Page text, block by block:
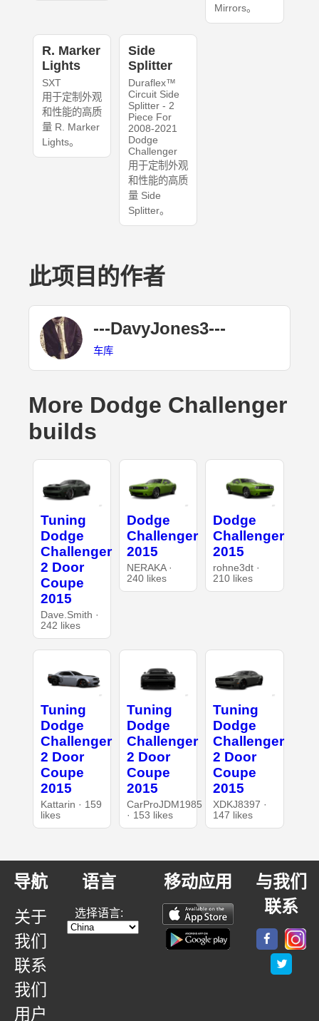
Mirrors。
R. Marker
Lights
SXT
用于定制外观
和性能的高质
量 R. Marker
Lights。
Side
Splitter
Duraflex™
Circuit Side
Splitter - 2
Piece For
2008-2021
Dodge
Challenger
用于定制外观
和性能的高质
量 Side
Splitter。
此项目的作者
---DavyJones3---
车库
More Dodge Challenger
builds
Tuning
Dodge
Challenger
2 Door
Coupe
2015
Dave.Smith ·
242 likes
Dodge
Challenger
2015
NERAKA ·
240 likes
Dodge
Challenger
2015
rohne3dt ·
210 likes
Tuning
Dodge
Challenger
2 Door
Coupe
2015
Kattarin · 159
likes
Tuning
Dodge
Challenger
2 Door
Coupe
2015
CarProJDM1985
· 153 likes
Tuning
Dodge
Challenger
2 Door
Coupe
2015
XDKJ8397 ·
147 likes
导航
关于
我们
联系
我们
用户
语言
选择语言:
移动应用
与我们
联系